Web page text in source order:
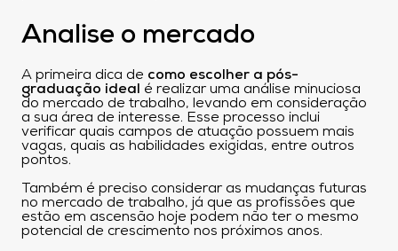
Analise o mercado
A primeira dica de como escolher a pós-
graduação ideal
é realizar uma análise minuciosa
do mercado de trabalho, levando em consideração
a sua área de interesse. Esse processo inclui
verificar quais campos de atuação possuem mais
vagas, quais as habilidades exigidas, entre outros
pontos.
Também é preciso considerar as mudanças futuras
no mercado de trabalho, já que as profissões que
estão em ascensão hoje podem não ter o mesmo
potencial de crescimento nos próximos anos.